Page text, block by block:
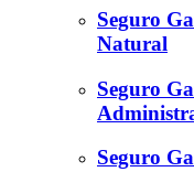
Seguro
Natural
Seguro
Seguro